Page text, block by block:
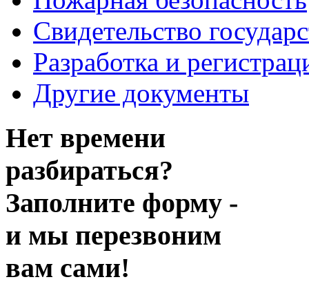
Свидетельство
Разработка и
Другие документы
Нет времени
разбираться?
Заполните форму -
и мы перезвоним
вам сами!